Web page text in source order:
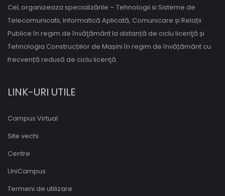
CeL organizeaza specializările – Tehnologii si Sisteme de
Telecomunicatii, Informatică Aplicată, Comunicare și Relații
Publice în regim de învăţământ la distanță de ciclu licenţă și
Tehnologia Construcțiilor de Mașini în regim de învățământ cu
frecvență redusă de ciclu licenţă.
LINK-URI UTILE
Campus Virtual
Site vechi
Centre
UniCampus
Termeni de utilizare